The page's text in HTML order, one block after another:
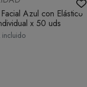
Azul con Elástico
x 50 uds
incluido